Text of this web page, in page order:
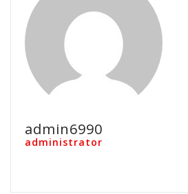
admin6990
administrator